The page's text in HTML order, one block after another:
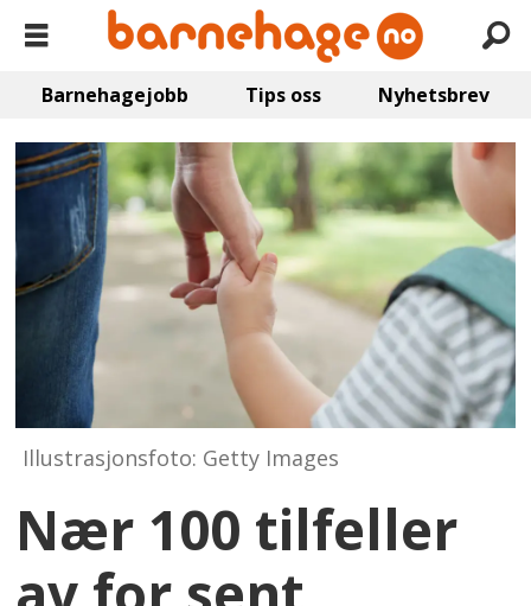
Barnehagejobb Tips oss Nyhetsbrev
Illustrasjonsfoto: Getty Images
Nær 100 tilfeller